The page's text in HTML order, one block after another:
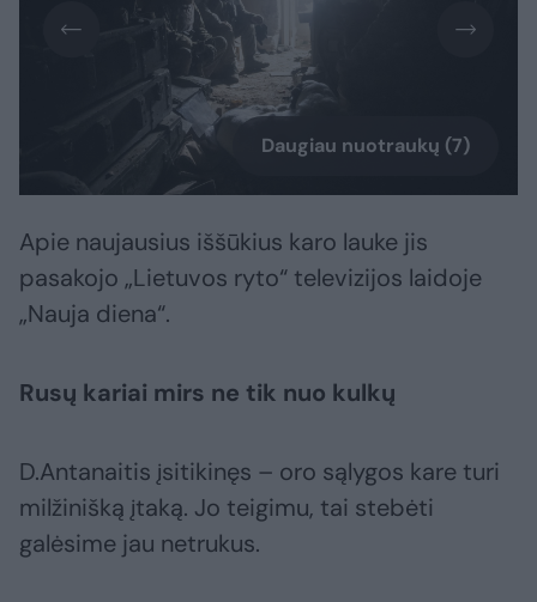
Daugiau nuotraukų (7)
Apie naujausius iššūkius karo lauke jis
pasakojo „Lietuvos ryto“ televizijos laidoje
„Nauja diena“.
Rusų kariai mirs ne tik nuo kulkų
D.Antanaitis įsitikinęs – oro sąlygos kare turi
milžinišką įtaką. Jo teigimu, tai stebėti
galėsime jau netrukus.